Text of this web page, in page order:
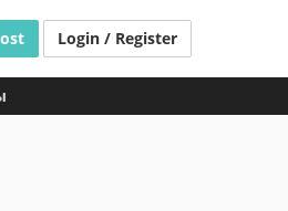
Login / Register